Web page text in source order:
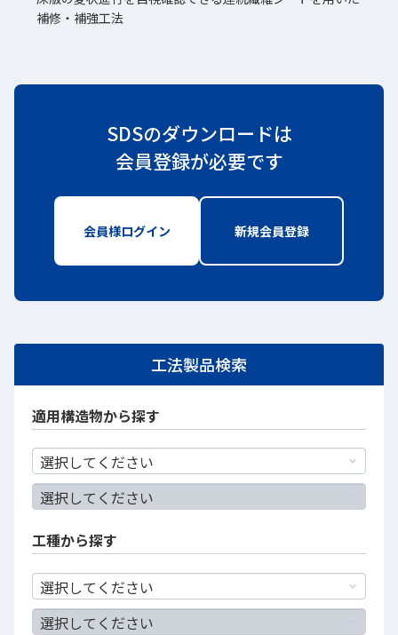
補修・補強工法
SDSのダウンロードは
会員登録が必要です
会員様ログイン 新しいWindowで開きます
新規会員登録新しいWindow
工法製品検索
適用構造物から探す
工種から探す